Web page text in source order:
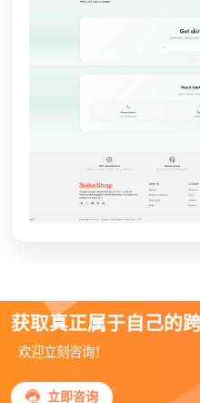
获取真正属于自己的
欢迎立刻咨询！
 立即咨询